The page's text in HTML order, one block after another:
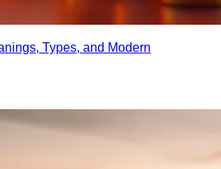
Types, and Modern